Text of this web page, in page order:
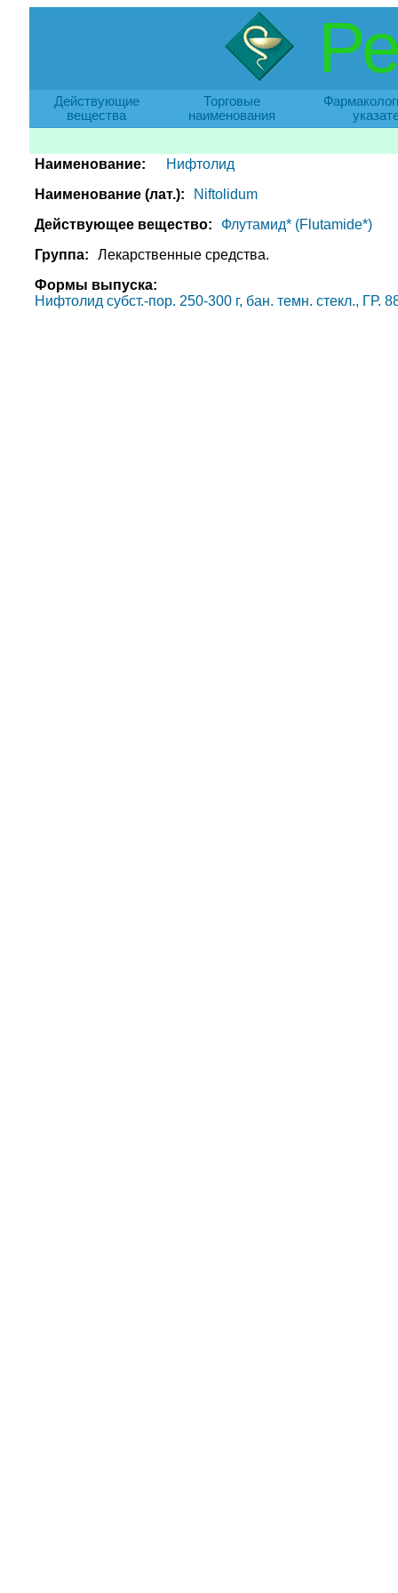
Действующие
вещества
Торговые
наименования
Наименование:
Нифтолид
Наименование (лат.):
Niftolidum
Действующее вещество:
Флутамид* (Flutamide*)
Группа:
Лекарственные средства.
Формы выпуска:
Нифтолид субст.-пор. 250-300 г, бан. темн. стекл., ГР.